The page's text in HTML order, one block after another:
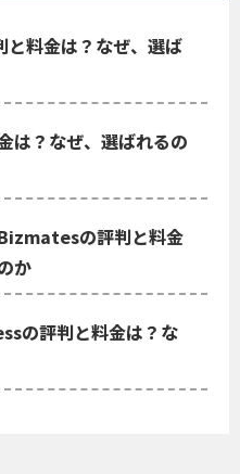
料金は？なぜ、選ば
は？なぜ、選ばれるの
の評判と料金
か
の評判と料金は？な